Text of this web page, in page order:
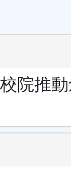
院推